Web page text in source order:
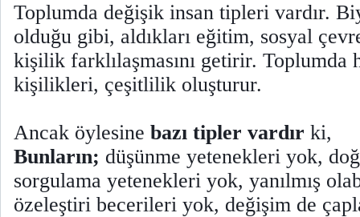
Toplumda değişik insan tipleri vardır.
olduğu gibi, aldıkları eğitim, sosyal
kişilik farklılaşmasını getirir. Toplumda
kişilikleri, çeşitlilik oluşturur.
Ancak öylesine bazı tipler vardır ki,
Bunların; düşünme yetenekleri yok,
sorgulama yetenekleri yok, yanılmış
özeleştiri becerileri yok, değişim de